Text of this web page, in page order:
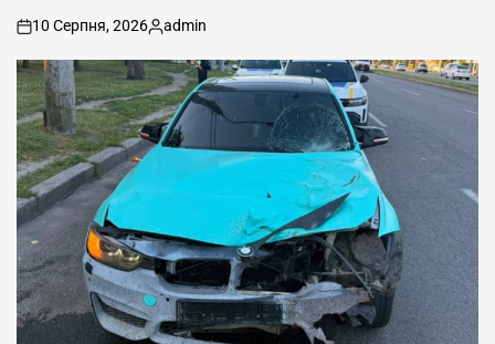
on
10 Серпня, 2026
Опубліковано
admin